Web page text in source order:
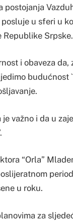
posluje u sferi u
Srpske.
i obaveza
budućnost
je važno i da u
“Orla”
u roku.
za